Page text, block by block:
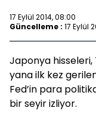
17 Eylül 2014, 08:00
Güncelleme : 17 Eylül
Japonya hisseleri,
yana ilk kez
Fed’in para
bir seyir izliyor.